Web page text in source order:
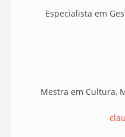
Especialista em
Mestra em Cultura,